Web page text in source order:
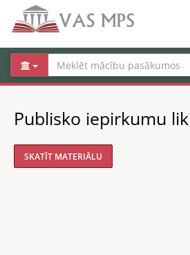
Publisko iepirkumu
SKATĪT MATERIĀLU